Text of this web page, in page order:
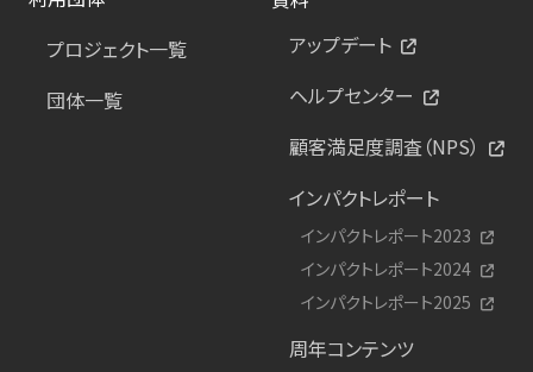
プロジェクト一覧
団体一覧
アップデート
ヘルプセンター
顧客満足度調査（NPS）
インパクトレポート
インパクトレポート2023
インパクトレポート2024
インパクトレポート2025
周年コンテンツ